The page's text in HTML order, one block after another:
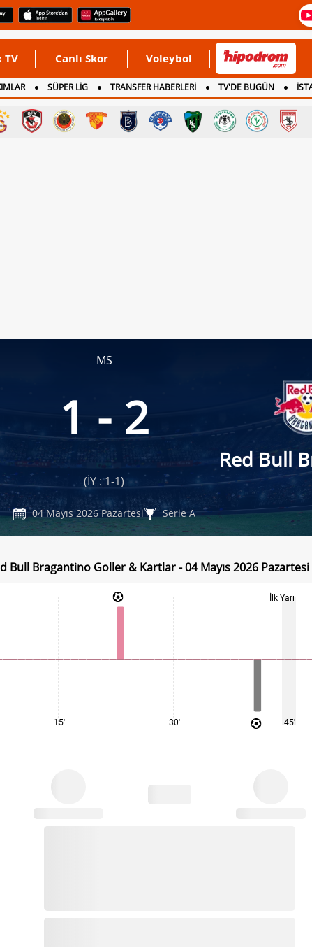
TV Canlı Skor Voleybol
SÜPER LİG TRANSFER HABERLERİ TV'DE BUGÜN
MS
1 - 2
Red Bull
(İY : 1-1)
04 Mayıs 2026 Pazartesi Serie A
Bull Bragantino Goller & Kartlar - 04 Mayıs 2026 Pazartesi
15' 30'
İlk Yarı
45'